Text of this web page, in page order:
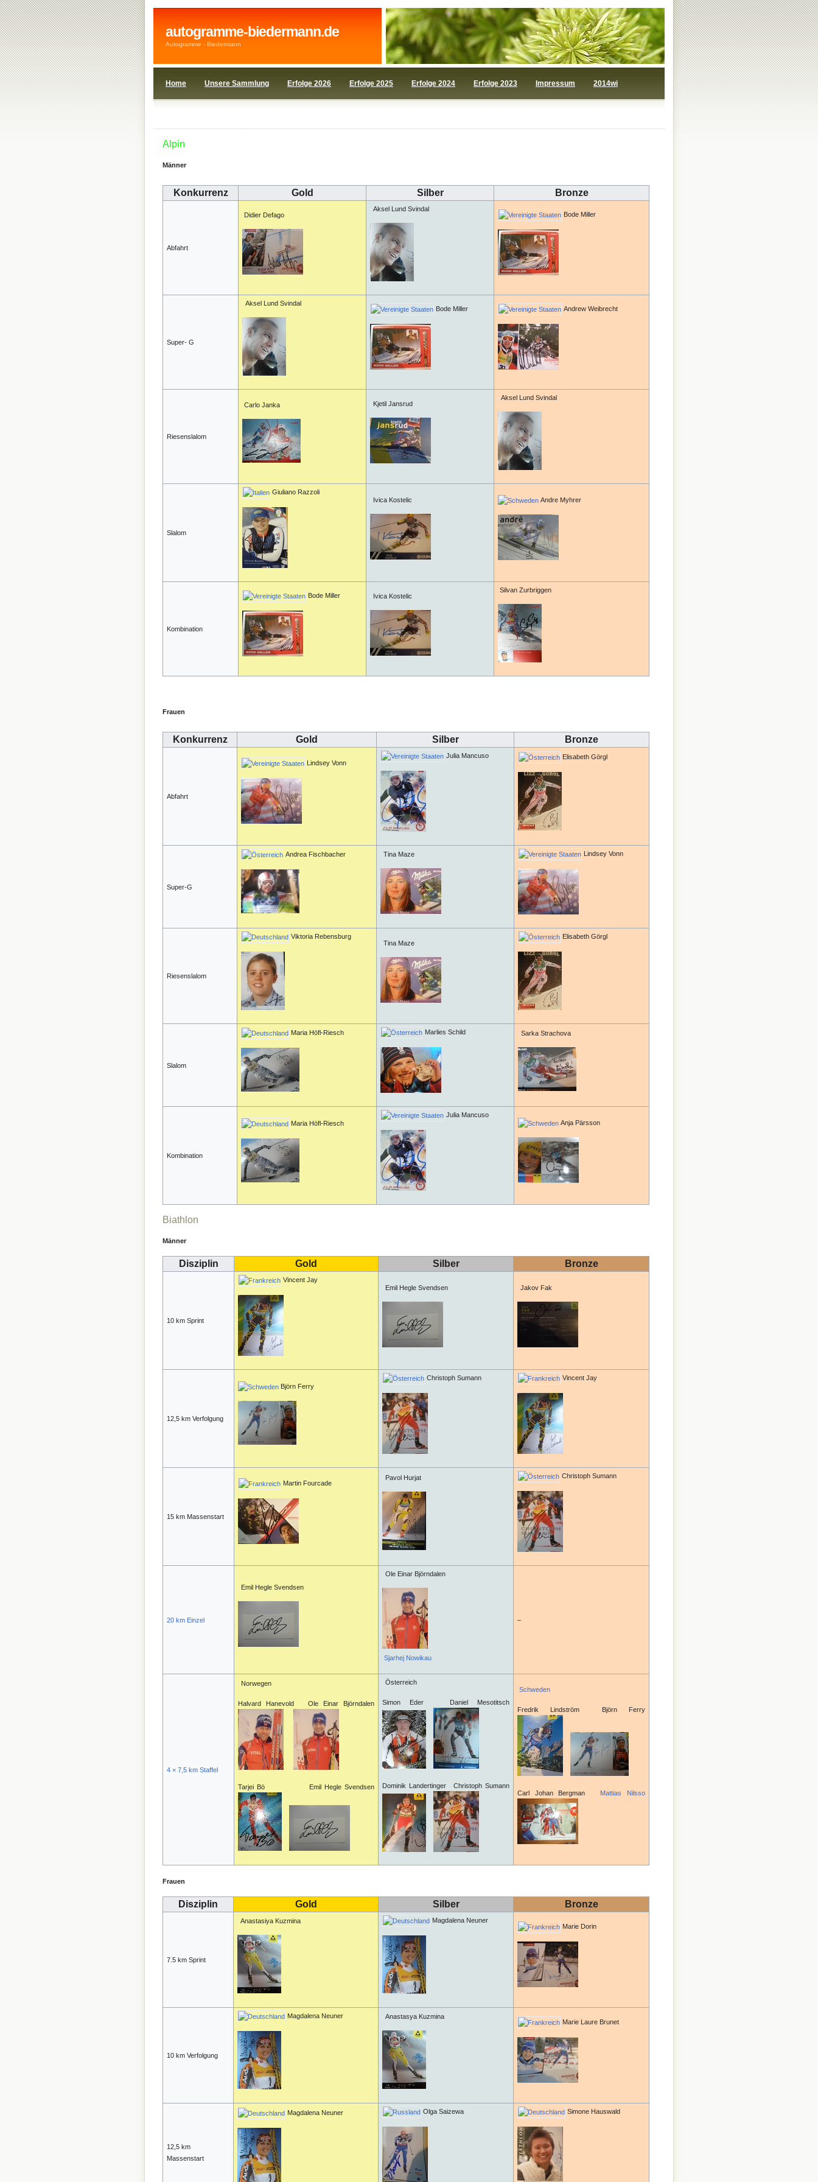
autogramme-biedermann.de
Autogramme - Biedermann
Home Unsere Sammlung Erfolge 2026 Erfolge 2025 Erfolge 2024 Erfolge 2023 Impressum 2014wi
Alpin
Männer
Konkurrenz Gold Silber Bronze
Abfahrt
Didier Defago
Aksel Lund Svindal
Bode Miller
Super- G
Aksel Lund Svindal
Bode Miller Andrew Weibrecht
Riesenslalom
Carlo Janka Kjetil Jansrud
Aksel Lund Svindal
Slalom
Giuliano Razzoli
Ivica Kostelic
Andre Myhrer
Kombination
Bode Miller Ivica Kostelic
Silvan Zurbriggen
Frauen
Konkurrenz Gold Silber Bronze
Abfahrt
Lindsey Vonn
Julia Mancuso Elisabeth Görgl
Super-G
Andrea Fischbacher Tina Maze Lindsey Vonn
Riesenslalom
Viktoria Rebensburg
Tina Maze
Elisabeth Görgl
Slalom
Maria Höfl-Riesch Marlies Schild Sarka Strachova
Kombination
Maria Höfl-Riesch
Julia Mancuso
Anja Pärsson
Biathlon
Männer
Disziplin Gold Silber Bronze
10 km Sprint
Vincent Jay
Emil Hegle Svendsen
Jakov Fak
12,5 km Verfolgung
Björn Ferry
Christoph Sumann Vincent Jay
15 km Massenstart
Martin Fourcade
Pavol Hurjat Christoph Sumann
20 km Einzel
Emil Hegle Svendsen
Ole Einar Björndalen
Sjarhej Nowikau
–
4 × 7,5 km Staffel
Norwegen
Halvard Hanevold Ole Einar Björndalen
Tarjei Bö Emil Hegle Svendsen
Österreich
Simon Eder Daniel Mesotitsch
Dominik Landertinger Christoph Sumann
Schweden
Fredrik Lindström Björn Ferry
Carl Johan Bergman Mattias Nilsso
Frauen
Disziplin Gold Silber Bronze
7.5 km Sprint
Anastasiya Kuzmina
Magdalena Neuner
Marie Dorin
10 km Verfolgung
Magdalena Neuner Anastasya Kuzmina
Marie Laure Brunet
12,5 km
Massenstart
Magdalena Neuner Olga Saizewa Simone Hauswald